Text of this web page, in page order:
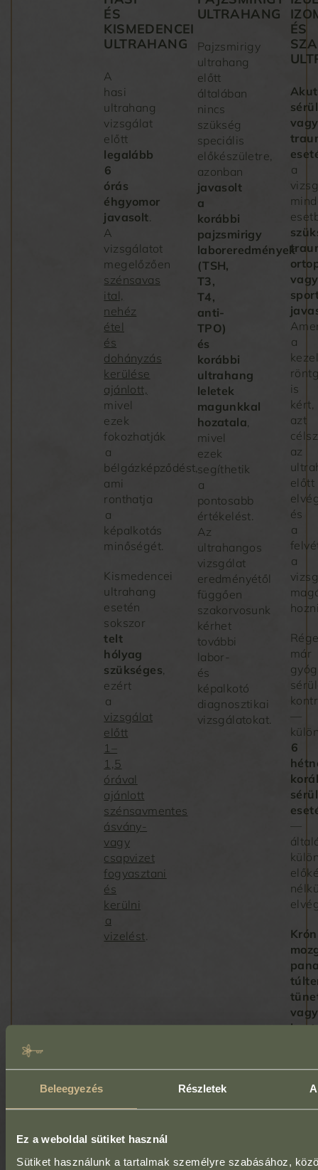
Beleegyezés Részletek
Ez a weboldal sütiket használ
Sütiket használunk a tartalmak személyre szabásához,
ÉS
KISMEDENCEI
ULTRAHANG
A
hasi
ultrahang
vizsgálat
előtt
legalább
6
órás
éhgyomor
javasolt
A
vizsgálatot
megelőzően
szénsavas
ital,
nehéz
étel
és
dohányzás
kerülése
ajánlott,
mivel
ezek
fokozhatják
a
bélgázképződést,
ami
ronthatja
a
képalkotás
minőségét.
Kismedencei
ultrahang
esetén
sokszor
telt
hólyag
szükséges
ezért
a
vizsgálat
előtt
1–
1,5
órával
ajánlott
szénsavmentes
ásvány-
vagy
csapvizet
fogyasztani
és
kerülni
a
vizelést
ULTRAHANG
Pajzsmirigy
ultrahang
előtt
általában
nincs
szükség
speciális
előkészületre,
azonban
javasolt
a
korábbi
pajzsmirigy
laboreredmények
(TSH,
T3,
T4,
anti-
TPO)
és
korábbi
ultrahang
leletek
magunkkal
hozatala
mivel
ezek
segíthetik
a
pontosabb
értékelést.
Az
ultrahangos
vizsgálat
eredményétől
függően
szakorvosunk
kérhet
további
labor-
és
képalkotó
diagnosztikai
vizsgálatokat.
ÉS
Akut
vagy
a
vagy
a
is
kért,
azt
az
előtt
és
a
a
már
—
6
—
vagy
nem